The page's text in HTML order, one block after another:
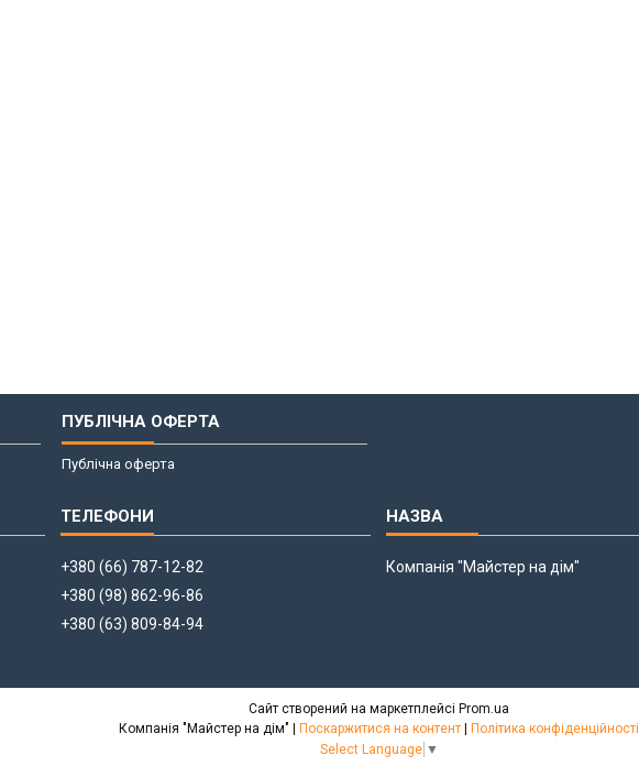
ПУБЛІЧНА ОФЕРТА
Публічна оферта
+380 (66) 787-12-82
+380 (98) 862-96-86
+380 (63) 809-84-94
Компанія "Майстер на дім"
Сайт створений на маркетплейсі Prom.ua
Компанія "Майстер на дім" | Поскаржитися на контент | Політика конфіденційності
Select Language ▼